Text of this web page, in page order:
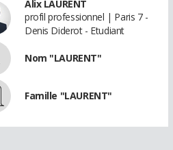
Alix LAURENT
profil professionnel | Paris 7 -
Denis Diderot - Etudiant
Nom "LAURENT"
Famille "LAURENT"